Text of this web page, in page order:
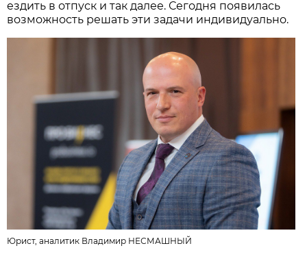
ездить в отпуск и так далее. Сегодня появилась
возможность решать эти задачи индивидуально.
Юрист, аналитик Владимир НЕСМАШНЫЙ